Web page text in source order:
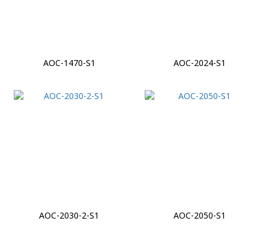
AOC-1470-S1 AOC-2024-S1
AOC-2030-2-S1 AOC-2050-S1